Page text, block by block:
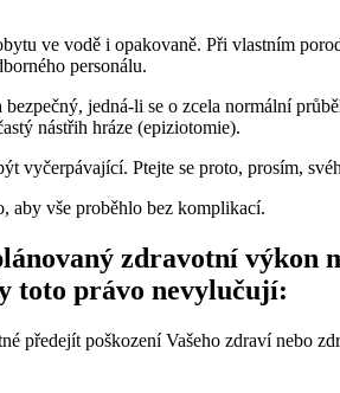
ve vodě i opakovaně. Při vlastním
personálu.
jedná-li se o zcela normální
nástřih hráze (epiziotomie).
vyčerpávající. Ptejte se proto, prosím,
aby vše proběhlo bez komplikací.
zdravotní
toto právo nevylučují:
předejít poškození Vašeho zdraví nebo